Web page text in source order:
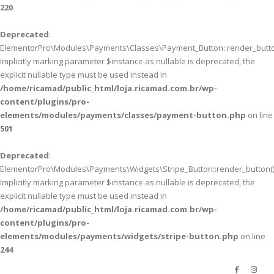
220
Deprecated:
Implicitly marking parameter $instance as nullable is deprecated, the
explicit nullable type must be used instead in
/home/ricamad/public_html/loja.ricamad.com.br/wp-
content/plugins/pro-
elements/modules/payments/classes/payment-button.php on line
501
Deprecated:
Implicitly marking parameter $instance as nullable is deprecated, the
explicit nullable type must be used instead in
/home/ricamad/public_html/loja.ricamad.com.br/wp-
content/plugins/pro-
elements/modules/payments/widgets/stripe-button.php on line
244